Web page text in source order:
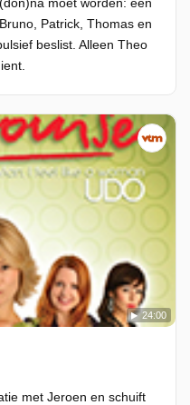
Patrick, Thomas en
beslist. Alleen Theo
24:00
met Jeroen en schuift